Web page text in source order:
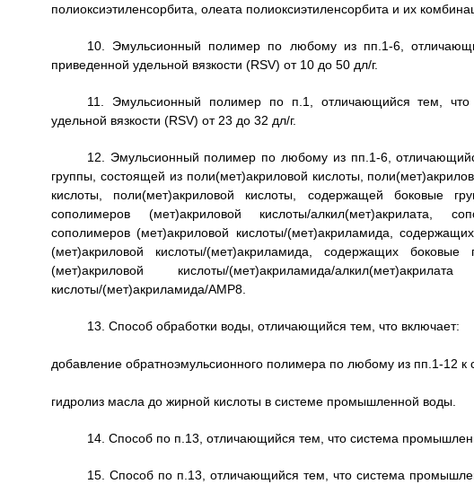
полиоксиэтиленсорбита, олеата полиоксиэтиленсорбита и их
10. Эмульсионный полимер по любому из пп.1-6,
приведенной удельной вязкости (RSV) от 10 до 50 дл/г.
11. Эмульсионный полимер по п.1, отличающийся тем,
удельной вязкости (RSV) от 23 до 32 дл/г.
12. Эмульсионный полимер по любому из пп.1-6,
группы, состоящей из поли(мет)акриловой кислоты,
кислоты, поли(мет)акриловой кислоты, содержащей боковые
сополимеров (мет)акриловой кислоты/алкил(мет)акрилата,
сополимеров (мет)акриловой кислоты/(мет)акриламида,
(мет)акриловой кислоты/(мет)акриламида, содержащих
(мет)акриловой кислоты/(мет)акриламида/
кислоты/(мет)акриламида/АМР8.
13. Способ обработки воды, отличающийся тем, что включает:
добавление обратноэмульсионного полимера по любому из пп.1-12
гидролиз масла до жирной кислоты в системе промышленной воды.
14. Способ по п.13, отличающийся тем, что система
15. Способ по п.13, отличающийся тем, что система